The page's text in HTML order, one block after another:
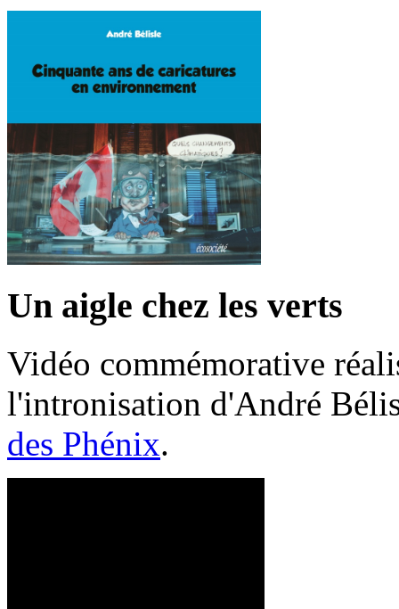
Un aigle chez les verts
Vidéo commémorative
l'intronisation d'André
des Phénix.